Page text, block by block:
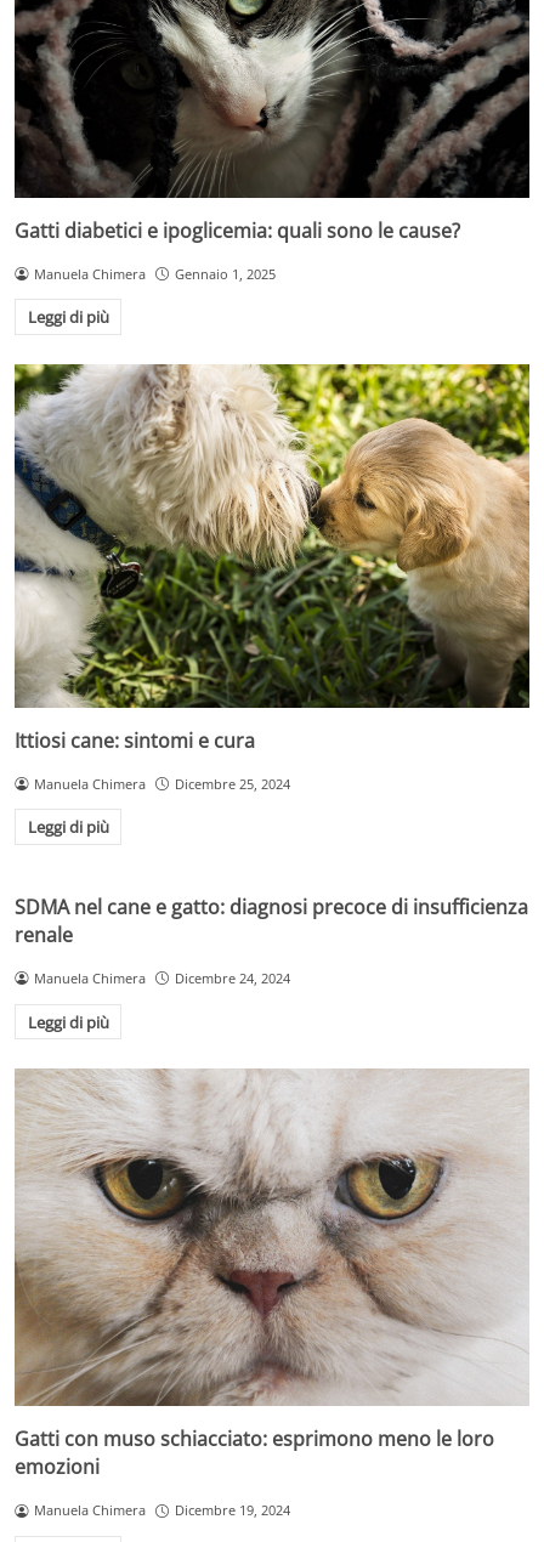
Gatti diabetici e ipoglicemia: quali sono le cause?
Manuela Chimera Gennaio 1, 2025
Leggi di più
Ittiosi cane: sintomi e cura
Manuela Chimera Dicembre 25, 2024
Leggi di più
SDMA nel cane e gatto: diagnosi precoce di insufficienza
renale
Manuela Chimera Dicembre 24, 2024
Leggi di più
Gatti con muso schiacciato: esprimono meno le loro
emozioni
Manuela Chimera Dicembre 19, 2024